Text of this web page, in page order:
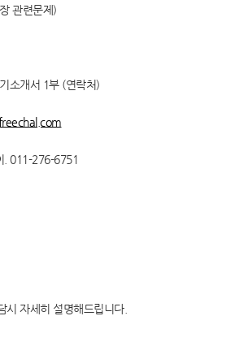
관련문제)
소개서 1부 (연락처)
276-6751
시 자세히 설명해드립니다.